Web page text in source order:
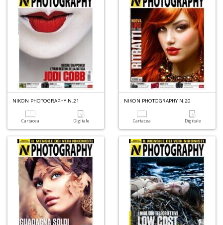
NIKON PHOTOGRAPHY N.21
Cartacea Digitale
NIKON PHOTOGRAPHY N.20
Cartacea Digitale